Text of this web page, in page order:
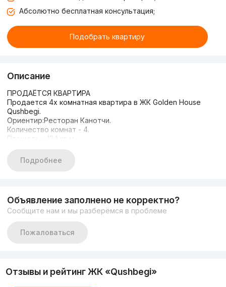
Абсолютно бесплатная консультация;
Подобрать квартиру
Описание
ПРОДАЁТСЯ КВАРТИРА
Продается 4х комнатная квартира в ЖК Golden House
Qushbegi.
Ориентир:Ресторан Канотчи.
Количество комнат - 4.
Площадь - 134 кв.м.
Этажность - 7.
Ремонт от застройщика.
Дом полностью заселен.
Цена срочная: 140.000$ торг
📞+998950333330
Подробнее
Объявление заполнено не корректно?
Сообщите нам и мы разберёмся в проблеме
Пожаловаться
Отзывы и рейтинг ЖК «Qushbegi»